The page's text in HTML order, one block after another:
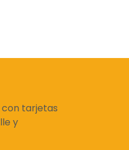
tarjetas
y